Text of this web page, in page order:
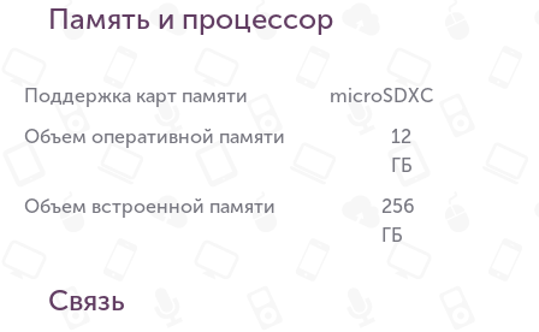
Память и процессор
Поддержка карт памяти
microSDXC
Объем оперативной памяти
12
ГБ
Объем встроенной памяти
256
ГБ
Связь